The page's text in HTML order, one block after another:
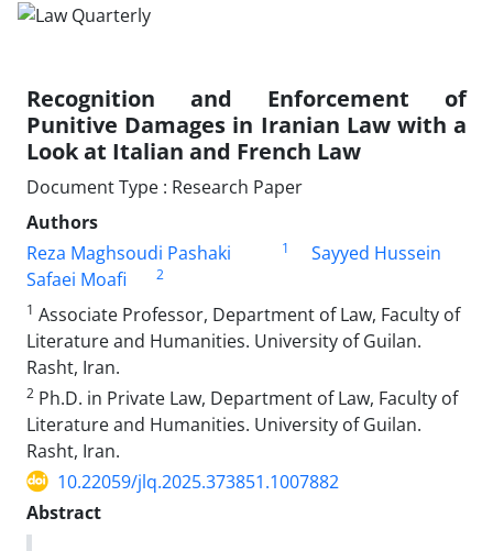
Recognition and Enforcement of
Punitive Damages in Iranian Law with a
Look at Italian and French Law
Document Type : Research Paper
Authors
Reza Maghsoudi Pashaki
1
Sayyed Hussein
Safaei Moafi
2
1 Associate Professor, Department of Law, Faculty of
Literature and Humanities. University of Guilan.
Rasht, Iran.
2 Ph.D. in Private Law, Department of Law, Faculty of
Literature and Humanities. University of Guilan.
Rasht, Iran.
10.22059/jlq.2025.373851.1007882
Abstract